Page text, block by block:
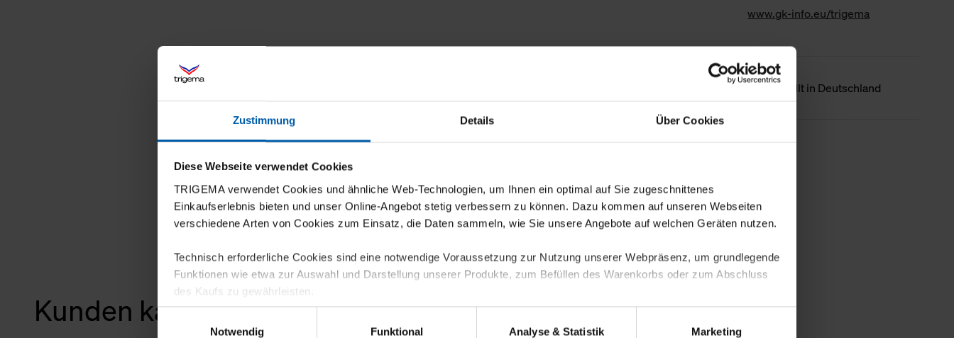
Zustimmung Details Über Cookies
Diese Webseite verwendet Cookies
TRIGEMA verwendet Cookies und ähnliche Web-Technologien, um Ihnen ein optimal auf Sie zugeschnittenes
Einkaufserlebnis bieten und unser Online-Angebot stetig verbessern zu können. Dazu kommen auf unseren Webseiten
verschiedene Arten von Cookies zum Einsatz, die Daten sammeln, wie Sie unsere Angebote auf welchen Geräten nutzen.
Technisch erforderliche Cookies sind eine notwendige Voraussetzung zur Nutzung unserer Webpräsenz, um grundlegende
Funktionen wie etwa zur Auswahl und Darstellung unserer Produkte, zum Befüllen des Warenkorbs oder zum Abschluss
des Kaufs zu gewährleisten.
Für die Darstellung personalisierter Angebote, Anzeigen und Inhalte aufgrund Ihres Nutzerverhaltens und Ihres Profils
Einwilligungsauswahl
Notwendig
Funktional Analyse & Statistik Marketing
www.gk-info.eu/trigema
Hergestellt in Deutschland
Kunden kauften auch